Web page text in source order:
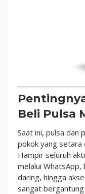
Beli Pulsa
Saat ini, pulsa dan
pokok yang setara
Hampir seluruh
melalui WhatsApp,
daring, hingga
sangat